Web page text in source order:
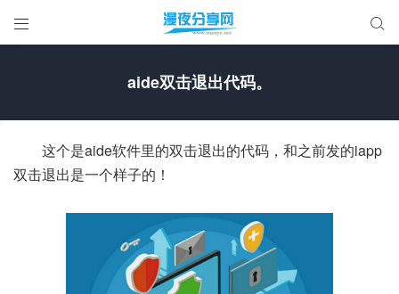
 
aide双击退出代码。
这个是aide软件里的双击退出的代码，和之前发的iapp
双击退出是一个样子的！